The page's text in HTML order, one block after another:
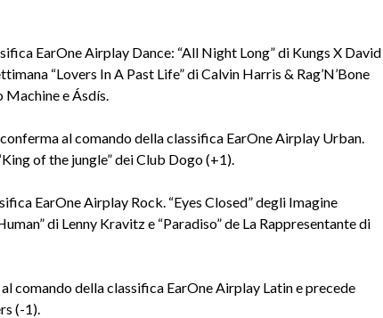
EarOne Airplay Dance: “All Night Long” di Kungs X David
“Lovers In A Past Life” di Calvin Harris & Rag’N’Bone
Machine e Ásdís.
al comando della classifica EarOne Airplay Urban.
of the jungle” dei Club Dogo (+1).
EarOne Airplay Rock. “Eyes Closed” degli Imagine
di Lenny Kravitz e “Paradiso” de La Rappresentante di
comando della classifica EarOne Airplay Latin e precede
(-1).